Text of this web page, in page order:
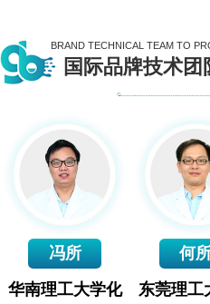
BRAND TECHNICAL TEAM TO
国际品牌技术团
冯所
华南理工大学化
何
东莞理工